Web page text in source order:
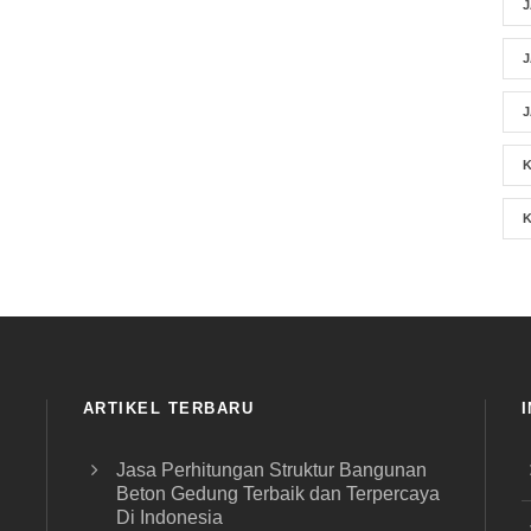
ARTIKEL TERBARU
Jasa Perhitungan Struktur Bangunan
Beton Gedung Terbaik dan Terpercaya
Di Indonesia